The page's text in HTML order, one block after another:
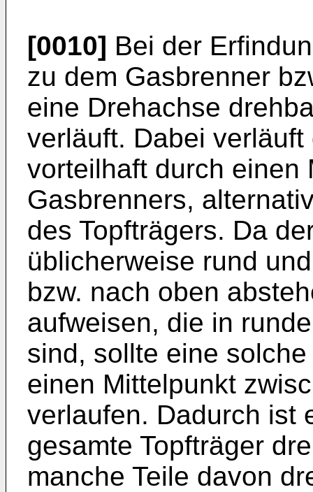
[0010] Bei der
zu dem Gasbrenner
eine Drehachse
verläuft. Dabei
vorteilhaft durch einen
Gasbrenners,
des Topfträgers. Da
üblicherweise rund
bzw. nach oben
aufweisen, die in
sind, sollte eine
einen Mittelpunkt
verlaufen. Dadurch ist
gesamte Topfträger
manche Teile davon